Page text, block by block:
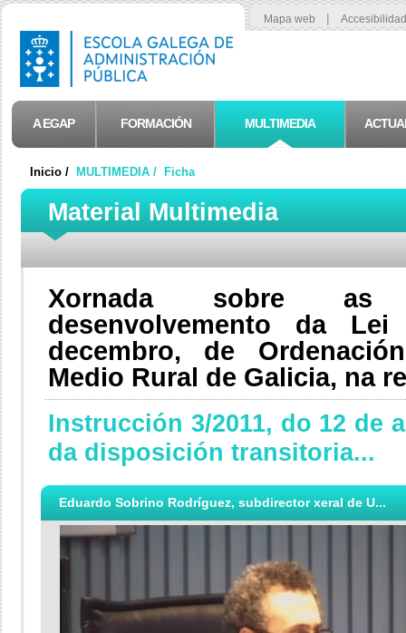
Mapa web |
A EGAP FORMACIÓN MULTIMEDIA
Inicio / MULTIMEDIA / Ficha
Material Multimedia
Xornada sobre as
desenvolvemento da
decembro, de
Medio Rural de Galicia, na
Instrucción 3/2011, do 12 de
da disposición transitoria...
Eduardo Sobrino Rodríguez, subdirector xeral de U...